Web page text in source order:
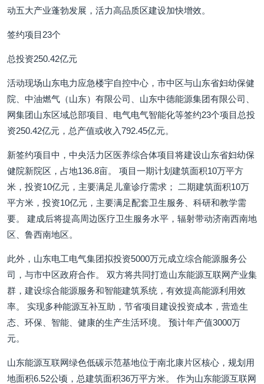
动五大产业蓬勃发展，活力高品质区建设加快增效。
签约项目23个
总投资250.42亿元
活动现场山东电力应急楼宇自控中心，市中区与山东省妇幼保健
院、中油燃气（山东）有限公司、山东中德能源集团有限公司、
网集团山东区域总部项目、电气电气智能化等签约23个项目总投
资250.42亿元，总产值或收入792.45亿元。
新签约项目中，中央活力区医养综合体项目将建设山东省妇幼保
健院新院区，占地136.8亩。 项目一期计划建筑面积10万平方
米，投资10亿元，主要满足儿童诊疗需求； 二期建筑面积10万
平方米，投资10亿元，主要满足配套卫生服务、科研和教学需
要。 建成后将提高周边医疗卫生服务水平，辐射带动济南西南地
区、鲁西南地区。
此外，山东电工电气集团拟投资5000万元成立综合能源服务公
司，与市中区政府合作。 双方将共同打造山东能源互联网产业集
群，建设综合能源服务和智能建筑系统，有效提高能源利用效
率。 实现多种能源互补互助，节省项目建设投资成本，营造生
态、环保、智能、健康的生产生活环境。 预计年产值3000万
元。
山东能源互联网绿色低碳示范基地位于南北康片区核心，规划用
地面积6.52公顷，总建筑面积36万平方米。 作为山东能源互联网